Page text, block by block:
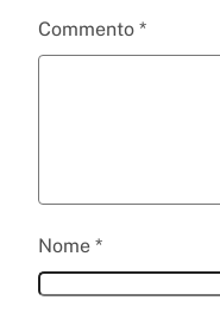
Commento *
Nome *